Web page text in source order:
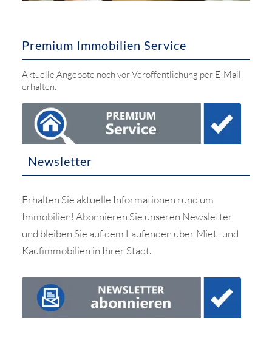
Premium Immobilien Service
Aktuelle Angebote noch vor Veröffentlichung per E-Mail
erhalten.
Newsletter
Erhalten Sie aktuelle Informationen rund um
Immobilien! Abonnieren Sie unseren Newsletter
und bleiben Sie auf dem Laufenden über Miet- und
Kaufimmobilien in Ihrer Stadt.